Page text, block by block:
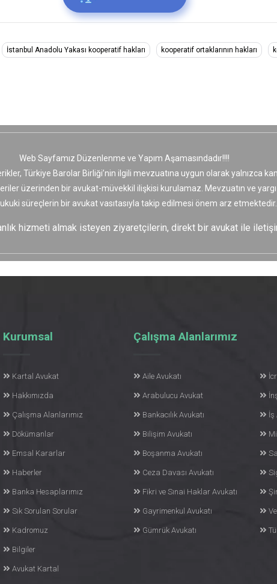
İstanbul Anadolu Yakası kooperatif hakları kooperatif ortaklarının hakları
Web Sayfamız Düzenlenme ve Yapım Aşamasındadır!!!!
Türkiye Barolar Birliği’nin ilgili mevzuatına uygun olarak yalnızca
üzerinden bir avukat-müvekkil ilişkisi kurulamaz. Mevzuatın ve yargı
süreçlerin bir avukat vasıtasıyla takip edilmesi önem arz etmektedir.
hizmeti almak isteyen ziyaretçilerin, direkt bir avukat ile
Kurumsal
Kartal Avukat
Hakkımızda
Çalışma Alanlarımız
Dökümanlar
Emsal Kararlar
Haberler
Banka Hesaplarımız
Sık Sorulan Sorular
Kadromuz
Bilgiler
Avukat Kartal
Çalışma Alanlarımız
Aile Avukatı
Arabulucu Avukat
Bankacılık Avukatı
Bilişim Avukatı
Boşanma Avukatı
Ceza Davası Avukatı
Fikri ve Sınai Haklar Avukatı
Gayrimenkul Avukatı
Gümrük Avukatı
İş